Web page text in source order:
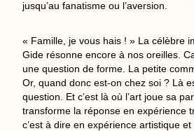
jusqu’au fanatisme ou l’aversion.
« Famille, je vous hais ! » La célèbre
Gide résonne encore à nos oreilles.
une question de forme. La petite
Or, quand donc est-on chez soi ? Là
question. Et c’est là où l’art joue sa
transforme la réponse en expérience
c’est à dire en expérience artistique et